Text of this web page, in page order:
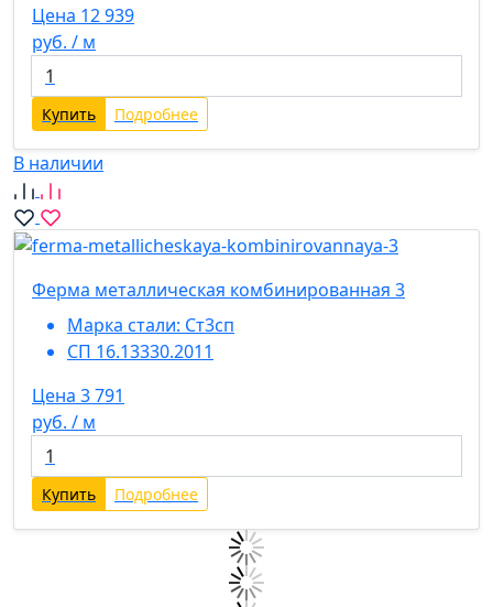
Цена 12 939
руб. / м
Купить Подробнее
В наличии
Ферма металлическая комбинированная 3
Марка стали: Ст3сп
СП 16.13330.2011
Цена 3 791
руб. / м
Купить Подробнее